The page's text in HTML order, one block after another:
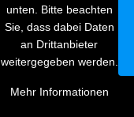
unten. Bitte beachten
Sie, dass dabei Daten
an Drittanbieter
weitergegeben werden.
Mehr Informationen